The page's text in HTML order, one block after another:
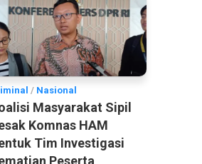
/ Nasional
Masyarakat Sipil
Komnas HAM
Tim Investigasi
Peserta